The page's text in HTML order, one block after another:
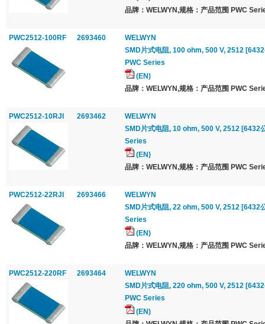
品牌：WELWYN,规格：产品范围 PWC
PWC2512-100RF 2693460
WELWYN
SMD片式电阻, 100 ohm, 500 V, 2512
PWC Series
(EN)
品牌：WELWYN,规格：产品范围 PWC
PWC2512-10RJI 2693462
WELWYN
SMD片式电阻, 10 ohm, 500 V, 2512 [6432
Series
(EN)
品牌：WELWYN,规格：产品范围 PWC
PWC2512-22RJI 2693466
WELWYN
SMD片式电阻, 22 ohm, 500 V, 2512 [6432
Series
(EN)
品牌：WELWYN,规格：产品范围 PWC
PWC2512-220RF 2693464
WELWYN
SMD片式电阻, 220 ohm, 500 V, 2512
PWC Series
(EN)